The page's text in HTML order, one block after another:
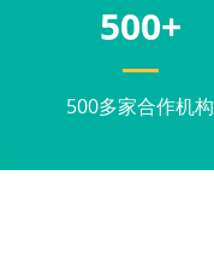
500+
500多家合作机构